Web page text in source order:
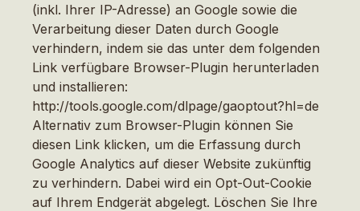
(inkl. Ihrer IP-Adresse) an Google sowie die
Verarbeitung dieser Daten durch Google
verhindern, indem sie das unter dem folgenden
Link verfügbare Browser-Plugin herunterladen
und installieren:
http://tools.google.com/dlpage/gaoptout?hl=de
Alternativ zum Browser-Plugin können Sie
diesen Link klicken, um die Erfassung durch
Google Analytics auf dieser Website zukünftig
zu verhindern. Dabei wird ein Opt-Out-Cookie
auf Ihrem Endgerät abgelegt. Löschen Sie Ihre